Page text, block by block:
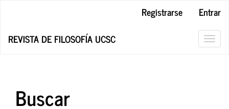
principal
Registrarse
Entrar
REVISTA DE FILOSOFÍA UCSC
Buscar